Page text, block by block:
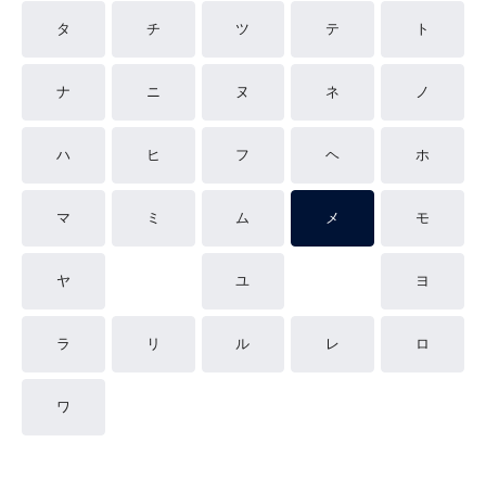
タ チ ツ テ ト
ナ ニ ヌ ネ ノ
ハ ヒ フ ヘ ホ
マ ミ ム メ モ
ヤ ユ ヨ
ラ リ ル レ ロ
ワ